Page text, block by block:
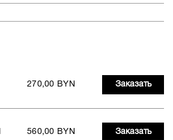
270,00 BYN Заказать
560,00 BYN Заказать